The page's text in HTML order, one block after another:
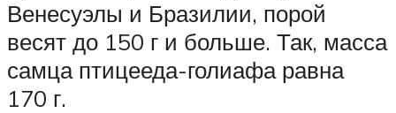
Венесуэлы и Бразилии, порой
весят до 150 г и больше. Так, масса
самца птицееда-голиафа равна
170 г.